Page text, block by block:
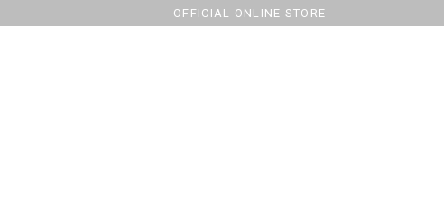
OFFICIAL ONLINE STORE